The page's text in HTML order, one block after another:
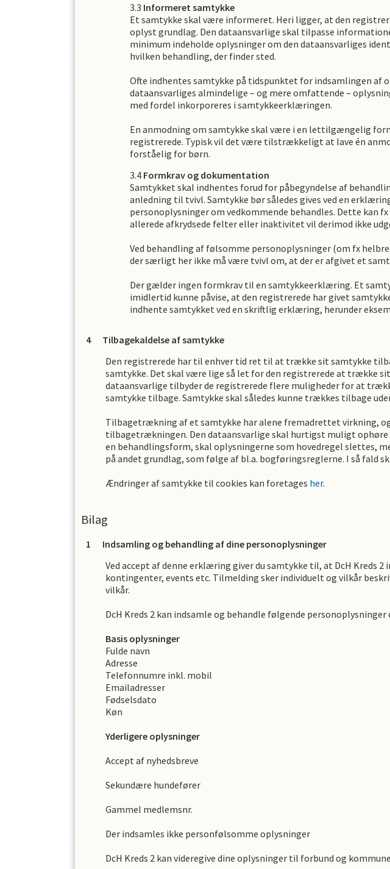
Informeret samtykke
Et samtykke skal være informeret. Heri ligger, at den
oplyst grundlag. Den dataansvarlige skal tilpasse
minimum indeholde oplysninger om den dataansvarliges
hvilken behandling, der finder sted.
Ofte indhentes samtykke på tidspunktet for indsamlingen af
dataansvarliges almindelige – og mere omfattende –
med fordel inkorporeres i samtykkeerklæringen.
En anmodning om samtykke skal være i en lettilgængelig
registrerede. Typisk vil det være tilstrækkeligt at lave én
forståelig for børn.
Formkrav og dokumentation
Samtykket skal indhentes forud for påbegyndelse af
anledning til tvivl. Samtykke bør således gives ved en
personoplysninger om vedkommende behandles. Dette kan
allerede afkrydsede felter eller inaktivitet vil derimod ikke
Ved behandling af følsomme personoplysninger (om fx
der særligt her ikke må være tvivl om, at der er afgivet et
Der gælder ingen formkrav til en samtykkeerklæring. Et
imidlertid kunne påvise, at den registrerede har givet
indhente samtykket ved en skriftlig erklæring, herunder
Tilbagekaldelse af samtykke
Den registrerede har til enhver tid ret til at trække sit samtykke
samtykke. Det skal være lige så let for den registrerede at trække
dataansvarlige tilbyder de registrerede flere muligheder for at
samtykke tilbage. Samtykke skal således kunne trækkes tilbage
Tilbagetrækning af et samtykke har alene fremadrettet virkning,
tilbagetrækningen. Den dataansvarlige skal hurtigst muligt
en behandlingsform, skal oplysningerne som hovedregel slettes,
på andet grundlag, som følge af bl.a. bogføringsreglerne. I så fald
Ændringer af samtykke til cookies kan foretages her.
Bilag
Indsamling og behandling af dine personoplysninger
Ved accept af denne erklæring giver du samtykke til, at DcH Kreds 2
kontingenter, events etc. Tilmelding sker individuelt og vilkår
vilkår.
DcH Kreds 2 kan indsamle og behandle følgende personoplysninger
Basis oplysninger
Fulde navn
Adresse
Telefonnumre inkl. mobil
Emailadresser
Fødselsdato
Køn
Yderligere oplysninger
Accept af nyhedsbreve
Sekundære hundefører
Gammel medlemsnr.
Der indsamles ikke personfølsomme oplysninger
DcH Kreds 2 kan videregive dine oplysninger til forbund og